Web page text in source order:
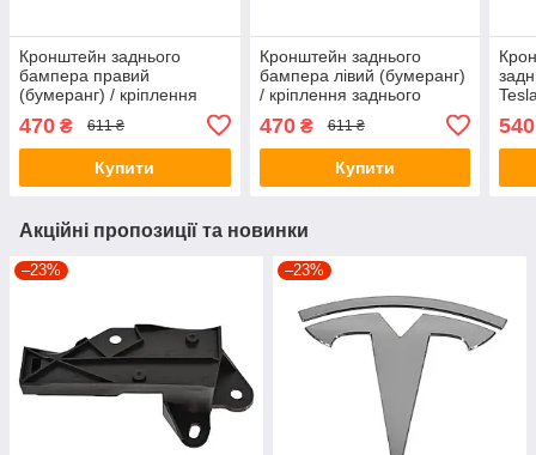
Кронштейн заднього
бампера правий
(бумеранг) / кріплення
Model Y (1494044-00-A)
470 ₴ 611 ₴
Купити
Кронштейн заднього
бампера лівий (бумеранг)
/ кріплення заднього
(1494043-00-A)
470₴ 611 ₴
Купити
540
Акційні пропозиції та новинки
–23% –23%